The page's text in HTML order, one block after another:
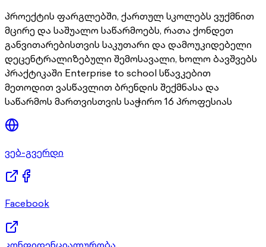
პროექტის ფარგლებში, ქართულ სკოლებს ვუქმნით
მცირე და საშუალო საწარმოებს, რათა ქონდეთ
განვითარებისთვის საკუთარი და დამოუკიდებელი
დეცენტრალიზებული შემოსავალი, ხოლო ბავშვებს
პრაქტიკაში Enterprise to school სწავკებით
მეთოდით ვასწავლით ბრენდის შექმნასა და
საწარმოს მართვისთვის საჭირო 16 პროფესიას
ვებ-გვერდი
Facebook